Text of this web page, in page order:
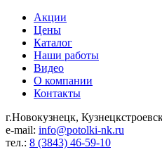
Акции
Цены
Каталог
Наши работы
Видео
О компании
Контакты
г.Новокузнецк,
e-mail: info@potolki-nk.ru
тел.: 8 (3843) 46-59-10